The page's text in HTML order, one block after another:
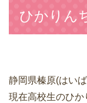
ひかりん
静岡県榛原(はい
現在高校生のひか